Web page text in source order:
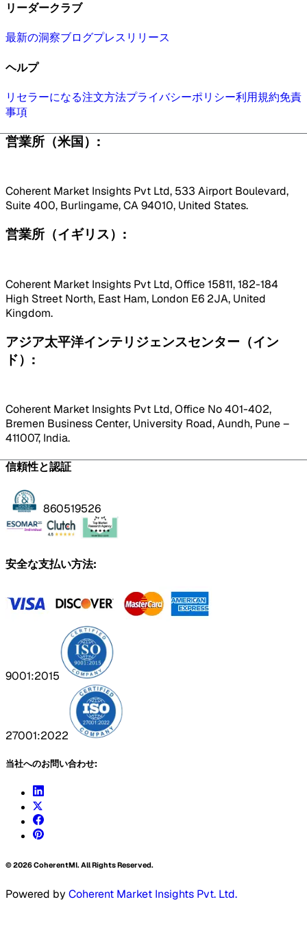
リーダークラブ
最新の洞察ブログプレスリリース
ヘルプ
リセラーになる注文方法プライバシーポリシー利用規約免責
事項
営業所（米国）:
Coherent Market Insights Pvt Ltd, 533 Airport Boulevard,
Suite 400, Burlingame, CA 94010, United States.
営業所（イギリス）:
Coherent Market Insights Pvt Ltd, Office 15811, 182-184
High Street North, East Ham, London E6 2JA, United
Kingdom.
アジア太平洋インテリジェンスセンター（イン
ド）:
Coherent Market Insights Pvt Ltd, Office No 401-402,
Bremen Business Center, University Road, Aundh, Pune –
411007, India.
信頼性と認証
860519526
安全な支払い方法:
9001:2015
27001:2022
当社へのお問い合わせ:
©2026CoherentMI. All Rights Reserved.
Powered by Coherent Market Insights Pvt. Ltd.